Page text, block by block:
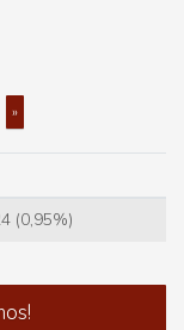
»
(0,95%)